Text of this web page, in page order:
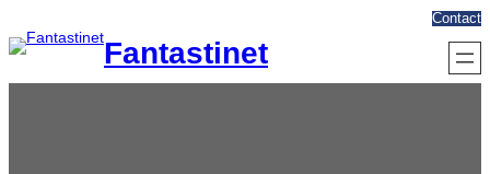
au
contenu
Fantastinet
Contact